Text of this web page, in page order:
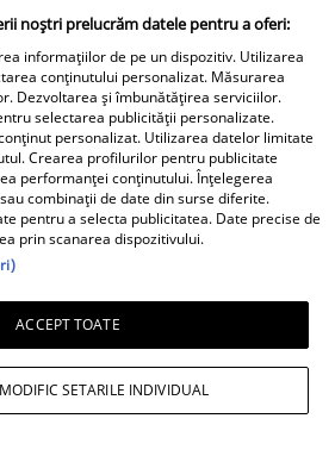
a
Felicitări, Filip! La ce
liceu a intrat fiul genial
al Luminiței Anghel și
ce note a luat la
Evaluarea Națională. Ce
a povestit solista acum
a stârnit un val de
lui de…”
a
al
Cine este eroul Mihail
Soare, salvatorul lui
Alexandru, micuțul de 5
ani dispărut 3 zile în
noștri prelucrăm datele pentru a oferi:
informațiilor de pe un dispozitiv. Utilizarea
conținutului personalizat. Măsurarea
Dezvoltarea și îmbunătățirea serviciilor.
selectarea publicității personalizate.
personalizat. Utilizarea datelor limitate
Crearea profilurilor pentru publicitate
performanței conținutului. Înțelegerea
combinații de date din surse diferite.
pentru a selecta publicitatea. Date precise de
prin scanarea dispozitivului.
ACCEPT TOATE
SETARILE INDIVIDUAL